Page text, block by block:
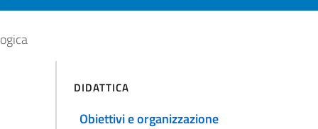
DIDATTICA
Obiettivi e organizzazione